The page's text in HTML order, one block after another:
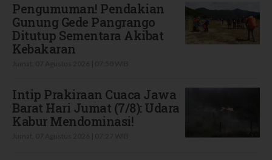
Pengumuman! Pendakian
Gunung Gede Pangrango
Ditutup Sementara Akibat
Kebakaran
Intip Prakiraan Cuaca Jawa
Barat Hari Jumat (7/8): Udara
Kabur Mendominasi!